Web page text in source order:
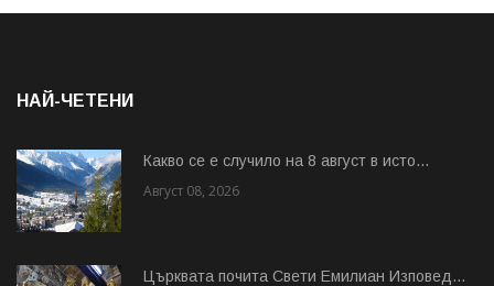
НАЙ-ЧЕТЕНИ
Какво се е случило на 8 август в исто...
Август 08, 2026
Църквата почита Свeти Емилиан Изповед...